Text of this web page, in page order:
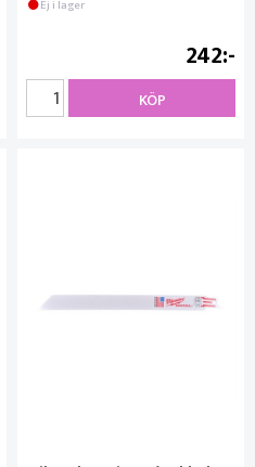
Ej i lager
242
KÖP